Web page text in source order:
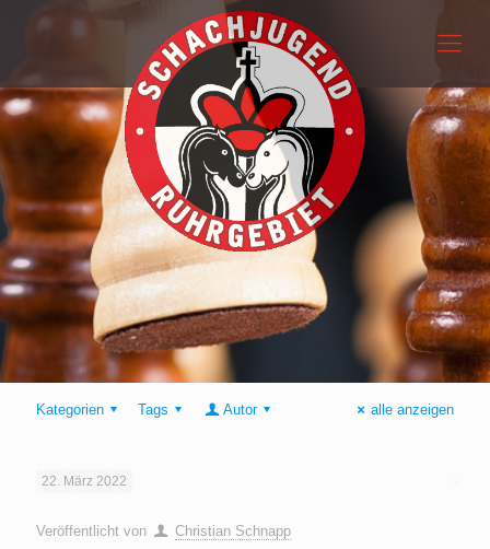
Kategorien Tags Autor alle anzeigen
22. März 2022
Veröffentlicht von Christian Schnapp